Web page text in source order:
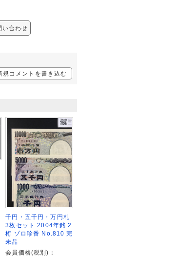
合わせ
規コメントを書き込む
千円・五千円・万円札
3枚セット 2004年銘 2
桁 ゾロ珍番 No.810 完
未品
会員価格(税別)：